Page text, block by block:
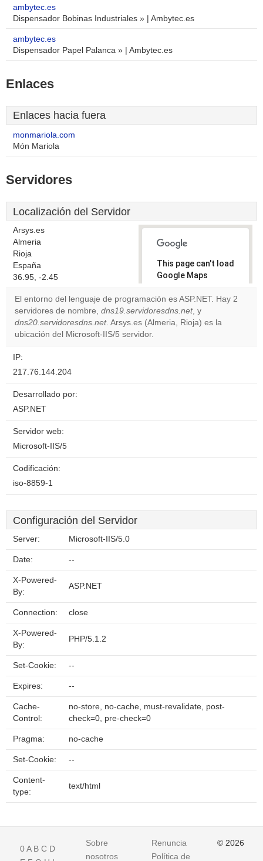
ambytec.es
Dispensador Bobinas Industriales » | Ambytec.es
ambytec.es
Dispensador Papel Palanca » | Ambytec.es
Enlaces
Enlaces hacia fuera
monmariola.com
Món Mariola
Servidores
Localización del Servidor
Arsys.es
Almeria
Rioja
España
36.95, -2.45
This page can't load
Google Maps
correctly.
Do you
own this
El entorno del lenguaje de programación es ASP.NET. Hay 2
servidores de nombre, dns19.servidoresdns.net, y
dns20.servidoresdns.net. Arsys.es (Almeria, Rioja) es la
ubicación del Microsoft-IIS/5 servidor.
IP:
217.76.144.204
Desarrollado por:
ASP.NET
Servidor web:
Microsoft-IIS/5
Codificación:
iso-8859-1
Configuración del Servidor
Server: Microsoft-IIS/5.0
Date: --
X-Powered-
By:
ASP.NET
Connection: close
X-Powered-
By:
PHP/5.1.2
Set-Cookie: --
Expires: --
Cache-
Control:
no-store, no-cache, must-revalidate, post-
check=0, pre-check=0
Pragma: no-cache
Set-Cookie: --
Content-
type:
text/html
0A B C D
Sobre
nosotros
Renuncia
Política de
© 2026